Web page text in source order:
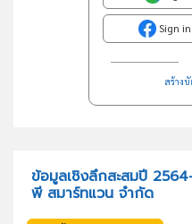
Sign
สร้าง
ข้อมูลเชิงลึกสะสมปี
พี สมาร์ทแวน จำกัด